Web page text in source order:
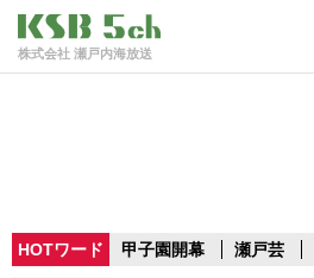
株式会社 瀬戸内海放送
HOTワード 甲子園開幕 瀬戸芸